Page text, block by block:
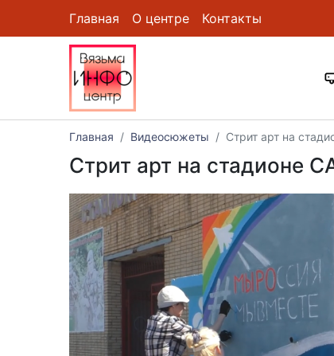
Главная О центре Контакты
Главная Видеосюжеты Стрит арт на
Стрит арт на стадионе